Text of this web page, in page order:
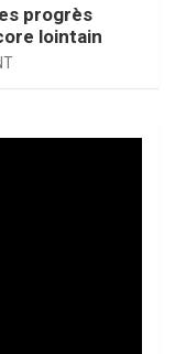
progrès
lointain